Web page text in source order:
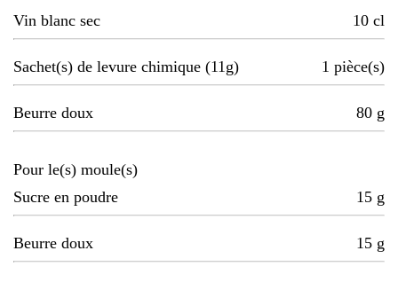
Vin blanc sec 10 cl
Sachet(s) de levure chimique (11g) 1 pièce(s)
Beurre doux 80 g
Pour le(s) moule(s)
Sucre en poudre
15 g
Beurre doux 15 g